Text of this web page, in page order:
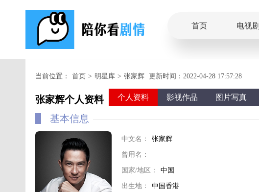
首页 电视剧
当前位置： 首页 > 明星库 > 张家辉 更新时间：2022-04-28 17:57:28
张家辉个人资料 个人资料 影视作品 图片写真
基本信息
中文名： 张家辉
曾用名：
国家/地区： 中国
出生地： 中国香港